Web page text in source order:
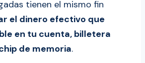
tienen el mismo fin
el dinero efectivo que
en tu cuenta, billetera
de memoria.